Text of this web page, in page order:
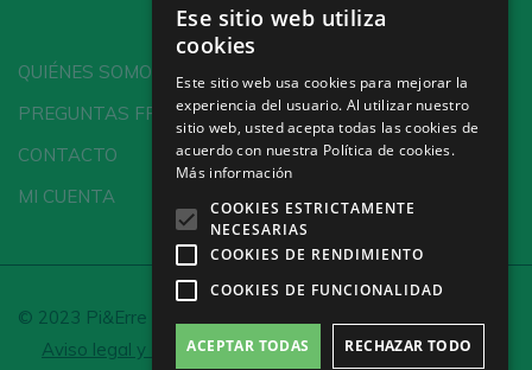
QUIÉNES SOMOS
PREGUNTAS FRECUENTES
CONTACTO
MI CUENTA
© 2023 Pi&Erre Comunicación Integral S.L.
Aviso legal y Política de privacidad
GERMAN
CH
Ese sitio web utiliza
cookies
Este sitio web usa cookies para mejorar la
experiencia del usuario. Al utilizar nuestro
sitio web, usted acepta todas las cookies de
acuerdo con nuestra Política de cookies.
Más información
COOKIES ESTRICTAMENTE
NECESARIAS
COOKIES DE RENDIMIENTO
COOKIES DE FUNCIONALIDAD
ACEPTAR TODAS RECHAZAR TODO